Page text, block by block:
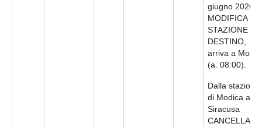
giugno 2026,
MODIFICA LA
STAZIONE DI
DESTINO,
arriva a
(a. 08:00).
Dalla stazione
di Modica a
Siracusa
CANCELLATO